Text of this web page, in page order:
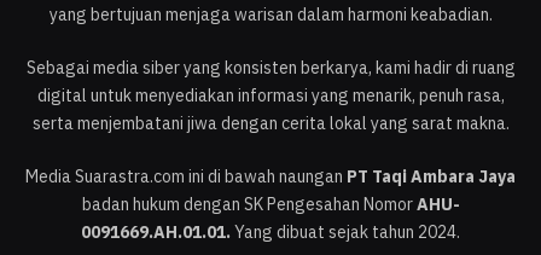
yang bertujuan menjaga warisan dalam harmoni keabadian.
Sebagai media siber yang konsisten berkarya, kami hadir di ruang
digital untuk menyediakan informasi yang menarik, penuh rasa,
serta menjembatani jiwa dengan cerita lokal yang sarat makna.
Media Suarastra.com ini di bawah naungan PT Taqi Ambara Jaya
badan hukum dengan SK Pengesahan NomorAHU-
0091669.AH.01.01.Yang dibuat sejak tahun 2024.